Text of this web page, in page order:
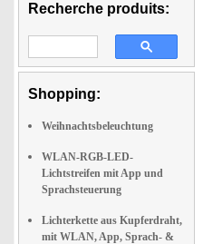
Recherche produits:
Shopping:
Weihnachtsbeleuchtung
WLAN-RGB-LED-
Lichtstreifen mit App und
Sprachsteuerung
Lichterkette aus Kupferdraht,
mit WLAN, App, Sprach- &